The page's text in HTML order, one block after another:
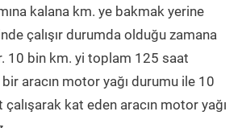
kalana km. ye bakmak yerine
çalışır durumda olduğu zamana
10 bin km. yi toplam 125 saat
aracın motor yağı durumu ile 10
kat eden aracın motor yağı